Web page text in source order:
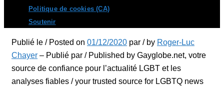
Politique de cookies (CA)
Soutenir
Publié le / Posted on 01/12/2020 par / by Roger-Luc
Chayer – Publié par / Published by Gayglobe.net, votre
source de confiance pour l’actualité LGBT et les
analyses fiables / your trusted source for LGBTQ news